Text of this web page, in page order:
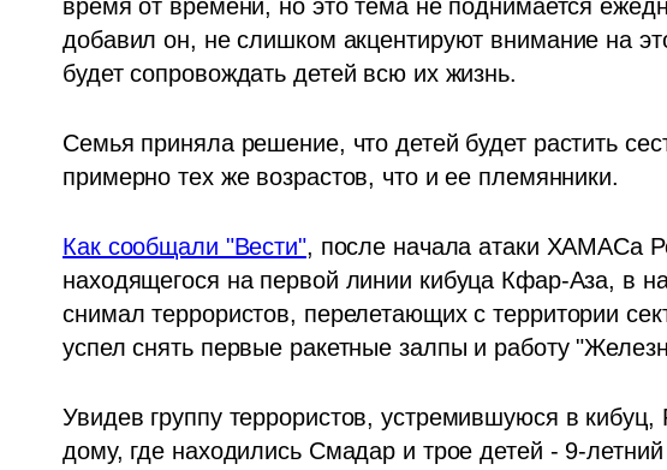
время от времени, но это тема не поднимается
добавил он, не слишком акцентируют внимание на
будет сопровождать детей всю их жизнь.
Семья приняла решение, что детей будет растить
примерно тех же возрастов, что и ее племянники.
Как сообщали "Вести", после начала атаки ХАМАСа
находящегося на первой линии кибуца Кфар-Аза, в
снимал террористов, перелетающих с территории
успел снять первые ракетные залпы и работу
Увидев группу террористов, устремившуюся в
дому, где находились Смадар и трое детей - 9-